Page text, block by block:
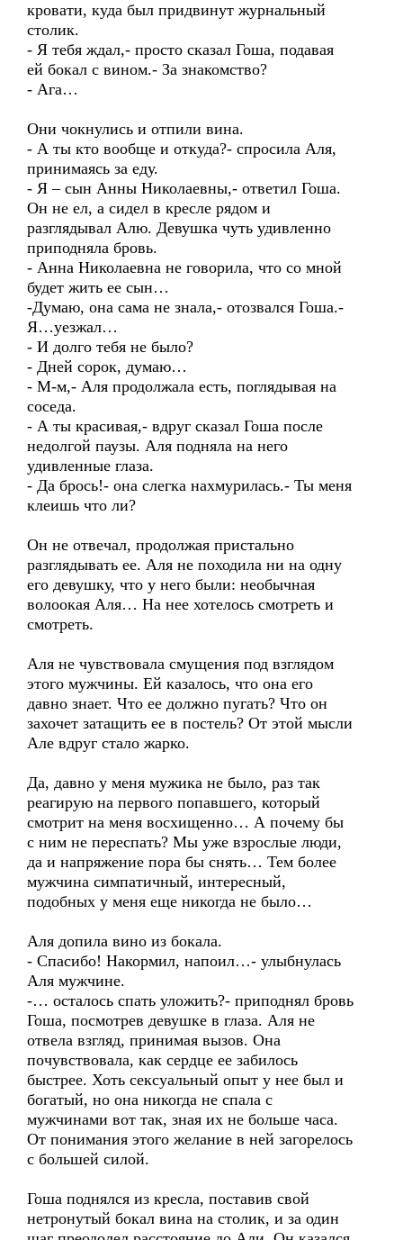
кровати, куда был придвинут журнальный
столик.
- Я тебя ждал,- просто сказал Гоша, подавая
ей бокал с вином.- За знакомство?
- Ага…
Они чокнулись и отпили вина.
- А ты кто вообще и откуда?- спросила Аля,
принимаясь за еду.
- Я – сын Анны Николаевны,- ответил Гоша.
Он не ел, а сидел в кресле рядом и
разглядывал Алю. Девушка чуть удивленно
приподняла бровь.
- Анна Николаевна не говорила, что со мной
будет жить ее сын…
-Думаю, она сама не знала,- отозвался Гоша.-
Я…уезжал…
- И долго тебя не было?
- Дней сорок, думаю…
- М-м,- Аля продолжала есть, поглядывая на
соседа.
- А ты красивая,- вдруг сказал Гоша после
недолгой паузы. Аля подняла на него
удивленные глаза.
- Да брось!- она слегка нахмурилась.- Ты меня
клеишь что ли?
Он не отвечал, продолжая пристально
разглядывать ее. Аля не походила ни на одну
его девушку, что у него были: необычная
волоокая Аля… На нее хотелось смотреть и
смотреть.
Аля не чувствовала смущения под взглядом
этого мужчины. Ей казалось, что она его
давно знает. Что ее должно пугать? Что он
захочет затащить ее в постель? От этой мысли
Але вдруг стало жарко.
Да, давно у меня мужика не было, раз так
реагирую на первого попавшего, который
смотрит на меня восхищенно… А почему бы
с ним не переспать? Мы уже взрослые люди,
да и напряжение пора бы снять… Тем более
мужчина симпатичный, интересный,
подобных у меня еще никогда не было…
Аля допила вино из бокала.
- Спасибо! Накормил, напоил…- улыбнулась
Аля мужчине.
-… осталось спать уложить?- приподнял бровь
Гоша, посмотрев девушке в глаза. Аля не
отвела взгляд, принимая вызов. Она
почувствовала, как сердце ее забилось
быстрее. Хоть сексуальный опыт у нее был и
богатый, но она никогда не спала с
мужчинами вот так, зная их не больше часа.
От понимания этого желание в ней загорелось
с большей силой.
Гоша поднялся из кресла, поставив свой
нетронутый бокал вина на столик, и за один